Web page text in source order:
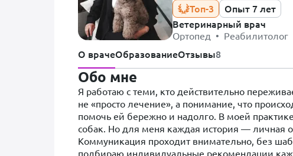
Топ-3
Опыт 7 лет
Ветеринарный врач
Ортопед • Реабилитолог
О врачеОбразованиеОтзывы8
Обо мне
Я работаю с теми, кто действительно
не «просто лечение», а понимание, что
помочь ей бережно и надолго. В моей
собак. Но для меня каждая история — личная
Коммуникация проходит внимательно, без
подбираю индивидуальные рекомендации